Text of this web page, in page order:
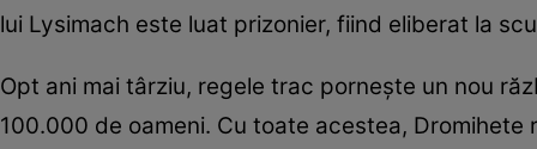
lui Lysimach este luat prizonier, fiind eliberat la
Opt ani mai târziu, regele trac pornește un nou
100.000 de oameni. Cu toate acestea,